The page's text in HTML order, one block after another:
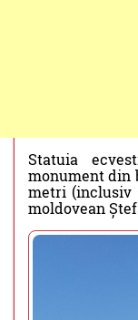
Statuia
monument din
metri (inclusiv
moldovean